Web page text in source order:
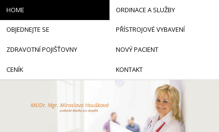
HOME ORDINACE A SLUŽBY
OBJEDNEJTE SE PŘÍSTROJOVÉ VYBAVENÍ
ZDRAVOTNÍ POJIŠŤOVNY NOVÝ PACIENT
CENÍK KONTAKT